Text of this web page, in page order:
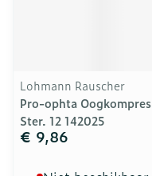
Lohmann Rauscher
Pro-ophta Oogkompres
Ster. 12 142025
€ 9,86